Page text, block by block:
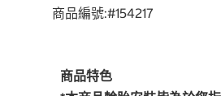
商品編號:#154217
商品特色